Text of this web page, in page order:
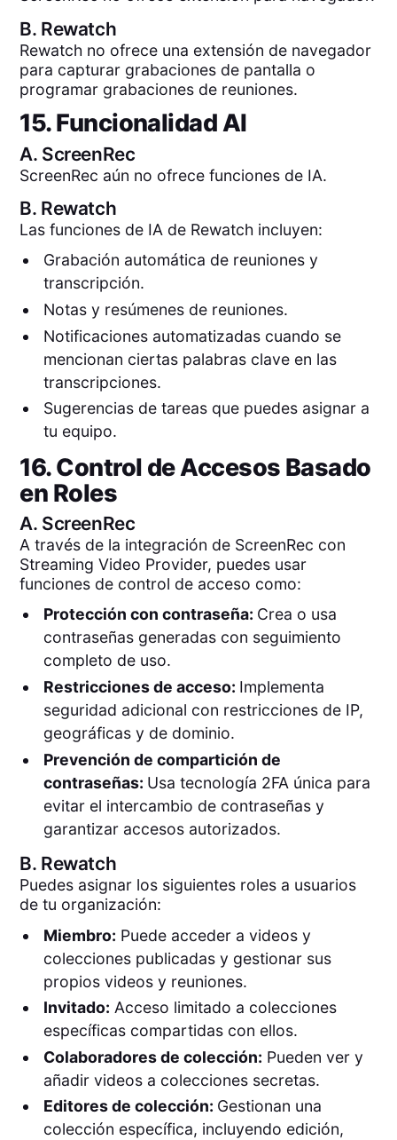
B. Rewatch
Rewatch no ofrece una extensión de navegador
para capturar grabaciones de pantalla o
programar grabaciones de reuniones.
15. Funcionalidad AI
A. ScreenRec
ScreenRec aún no ofrece funciones de IA.
B. Rewatch
Las funciones de IA de Rewatch incluyen:
Grabación automática de reuniones y
transcripción.
Notas y resúmenes de reuniones.
Notificaciones automatizadas cuando se
mencionan ciertas palabras clave en las
transcripciones.
Sugerencias de tareas que puedes asignar a
tu equipo.
16. Control de Accesos Basado
en Roles
A. ScreenRec
A través de la integración de ScreenRec con
Streaming Video Provider, puedes usar
funciones de control de acceso como:
Protección con contraseña: Crea o usa
contraseñas generadas con seguimiento
completo de uso.
Restricciones de acceso: Implementa
seguridad adicional con restricciones de IP,
geográficas y de dominio.
Prevención de compartición de
contraseñas: Usa tecnología 2FA única para
evitar el intercambio de contraseñas y
garantizar accesos autorizados.
B. Rewatch
Puedes asignar los siguientes roles a usuarios
de tu organización:
Miembro: Puede acceder a videos y
colecciones publicadas y gestionar sus
propios videos y reuniones.
Invitado: Acceso limitado a colecciones
específicas compartidas con ellos.
Colaboradores de colección: Pueden ver y
añadir videos a colecciones secretas.
Editores de colección: Gestionan una
colección específica, incluyendo edición,